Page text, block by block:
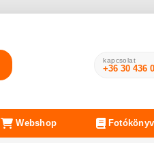
kapcsolat
+36 30 436
Webshop Fotókönyv